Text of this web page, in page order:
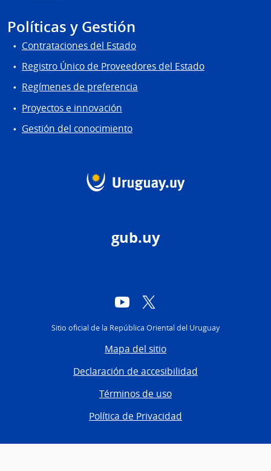
Políticas y Gestión
Contrataciones del Estado
Registro Único de Proveedores del Estado
Regímenes de preferencia
Proyectos e innovación
Gestión del conocimiento
gub.uy
YouTube
Sitio oficial de la República Oriental del Uruguay
Mapa del sitio
Declaración de accesibilidad
Términos de uso
Política de Privacidad